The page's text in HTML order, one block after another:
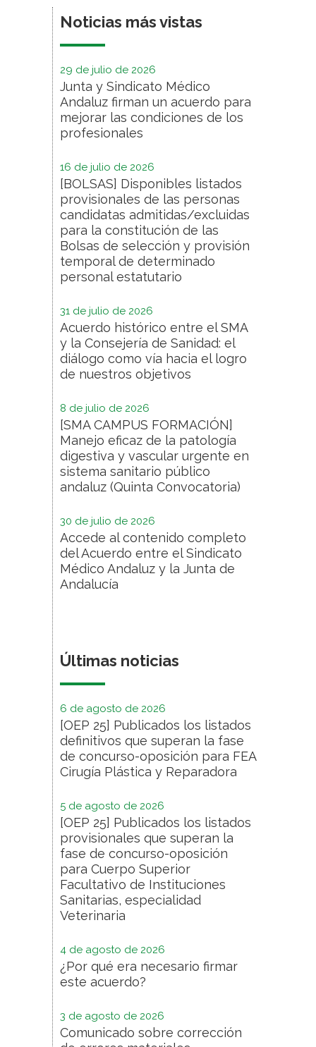
Noticias más vistas
29 de julio de 2026
Junta y Sindicato Médico
Andaluz firman un acuerdo para
mejorar las condiciones de los
profesionales
16 de julio de 2026
[BOLSAS] Disponibles listados
provisionales de las personas
candidatas admitidas/excluidas
para la constitución de las
Bolsas de selección y provisión
temporal de determinado
personal estatutario
31 de julio de 2026
Acuerdo histórico entre el SMA
y la Consejería de Sanidad: el
diálogo como vía hacia el logro
de nuestros objetivos
8 de julio de 2026
[SMA CAMPUS FORMACIÓN]
Manejo eficaz de la patología
digestiva y vascular urgente en
sistema sanitario público
andaluz (Quinta Convocatoria)
30 de julio de 2026
Accede al contenido completo
del Acuerdo entre el Sindicato
Médico Andaluz y la Junta de
Andalucía
Últimas noticias
6 de agosto de 2026
[OEP 25] Publicados los listados
definitivos que superan la fase
de concurso-oposición para FEA
Cirugía Plástica y Reparadora
5 de agosto de 2026
[OEP 25] Publicados los listados
provisionales que superan la
fase de concurso-oposición
para Cuerpo Superior
Facultativo de Instituciones
Sanitarias, especialidad
Veterinaria
4 de agosto de 2026
¿Por qué era necesario firmar
este acuerdo?
3 de agosto de 2026
Comunicado sobre corrección